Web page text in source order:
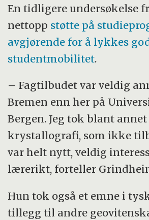
En tidligere undersøkelse
nettopp støtte på
avgjørende for å lykkes
studentmobilitet.
– Fagtilbudet var veldig
Bremen enn her på
Bergen. Jeg tok blant
krystallografi, som ikke
var helt nytt, veldig
lærerikt, forteller
Hun tok også et emne i
tillegg til andre